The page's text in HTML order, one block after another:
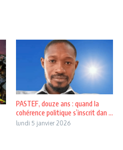
PASTEF, douze ans : quand la
cohérence politique s’inscrit dan ...
lundi 5 janvier 2026